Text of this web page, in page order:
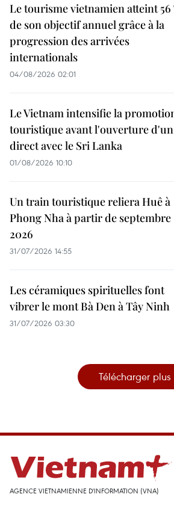
Le tourisme vietnamien atteint 56
de son objectif annuel grâce à la
progression des arrivées
internationals
04/08/2026 02:01
Le Vietnam intensifie la
touristique avant l'ouverture
direct avec le Sri Lanka
01/08/2026 10:10
Un train touristique reliera Huê à
Phong Nha à partir de septembre
2026
31/07/2026 14:55
Les céramiques spirituelles font
vibrer le mont Bà Den à Tây Ninh
31/07/2026 03:30
Télécharger plus
AGENCE VIETNAMIENNE D'INFORMATION (VNA)